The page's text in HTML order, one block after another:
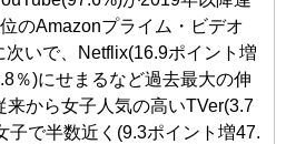
のAmazonプライム・ビデオ
いで、Netflix(16.9ポイント増
％)にせまるなど過去最大の伸
から女子人気の高いTVer(3.7
子で半数近く(9.3ポイント増47.